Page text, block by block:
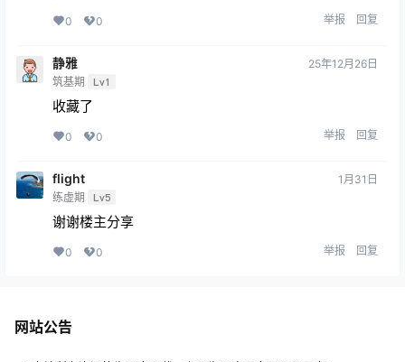
0 0 举报 回复
静雅
筑基期 Lv1
25年12月26日
收藏了
0 0 举报 回复
flight
练虚期 Lv5
1月31日
谢谢楼主分享
0 0 举报 回复
网站公告